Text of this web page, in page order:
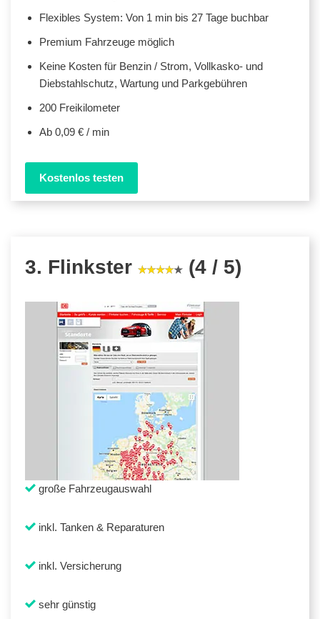
Flexibles System: Von 1 min bis 27 Tage buchbar
Premium Fahrzeuge möglich
Keine Kosten für Benzin / Strom, Vollkasko- und
Diebstahlschutz, Wartung und Parkgebühren
200 Freikilometer
Ab 0,09 € / min
Kostenlos testen
3. Flinkster (4 / 5)
große Fahrzeugauswahl
inkl. Tanken & Reparaturen
inkl. Versicherung
sehr günstig